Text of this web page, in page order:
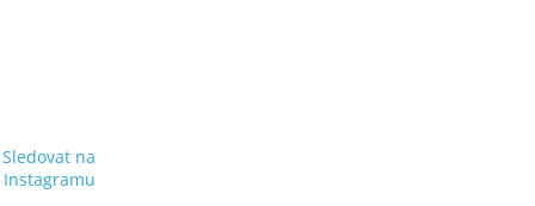
Sledovat na
Instagramu